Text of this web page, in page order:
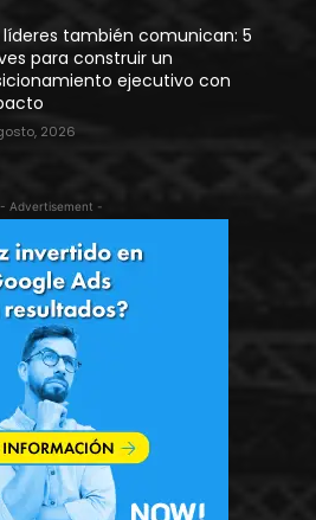
líderes también comunican: 5
para construir un
ejecutivo con
2026
- Advertisement -